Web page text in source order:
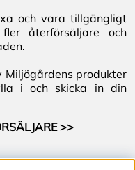
och vara tillgängligt
återförsäljare och
Miljögårdens produkter
i och skicka in din
>>